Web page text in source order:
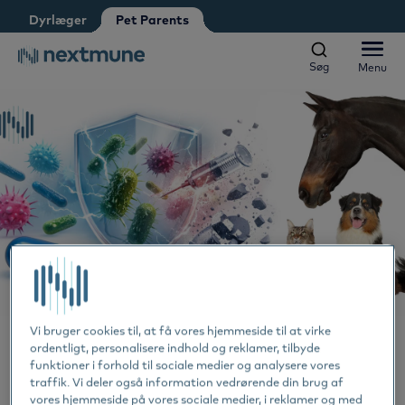
Dyrlæger Pet Parents
Søg Menu
Søg Menu
Hunde og katte
Heste
Produkter
Læringscenter
Om Nextmune
19 FEB. 2026
Reduceret brug af antibiotika
Dyrlæge
Veterinærsygeplejerske
Ansat i dyrehandel
Nextmune respekterer dit privatliv. Må vi informere dig om
opdateringer?
Ja, jeg accepterer at modtage nyheder og opdateringer*
Se voresfortrolighedserklæring
Ved at indsende denne formular accepterer du at dine
personlige oplysninger behandles
Vi bruger cookies til, at få vores hjemmeside til at virke
ordentligt, personalisere indhold og reklamer, tilbyde
funktioner i forhold til sociale medier og analysere vores
traffik. Vi deler også information vedrørende din brug af
vores hjemmeside på vores sociale medier, i reklamer og med